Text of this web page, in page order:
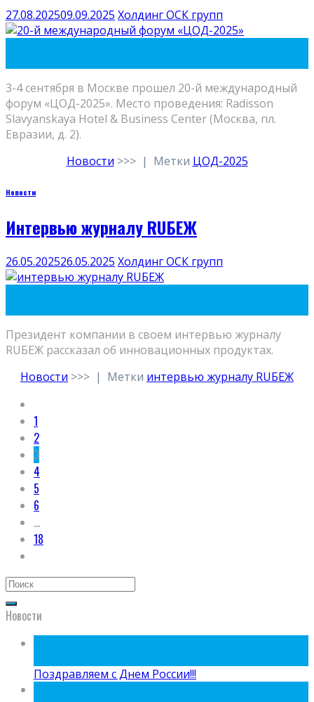
27.08.202509.09.2025 Холдинг ОСК групп
3-4 сентября в Москве прошел 20-й международный
форум «ЦОД-2025». Место проведения: Radisson
Slavyanskaya Hotel & Business Center (Москва, пл.
Евразии, д. 2).
Новости >>> | Метки ЦОД-2025
Новости
Интервью журналу RUБЕЖ
26.05.202526.05.2025 Холдинг ОСК групп
Президент компании в своем интервью журналу
RUБЕЖ рассказал об инновационных продуктах.
Новости >>> | Метки интервью журналу RUБЕЖ
1
2
3
4
5
6
…
18
Новости
Поздравляем с Днем России!!!